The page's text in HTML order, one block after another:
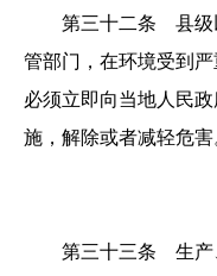
第三十二条 县级
管部门，在环境受到
必须立即向当地人民
施，解除或者减轻危害
第三十三条 生产